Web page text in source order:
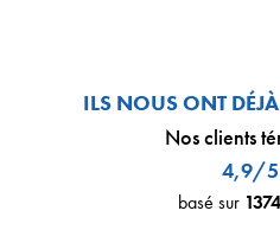
ILS NOUS ONT
Nos clients
4,9/5
basé sur